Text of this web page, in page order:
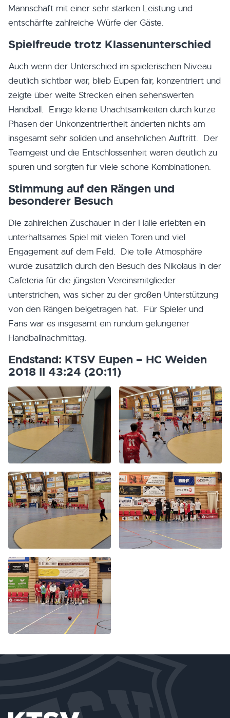
Mannschaft mit einer sehr starken Leistung und
entschärfte zahlreiche Würfe der Gäste.
Spielfreude trotz Klassenunterschied
Auch wenn der Unterschied im spielerischen Niveau
deutlich sichtbar war, blieb Eupen fair, konzentriert und
zeigte über weite Strecken einen sehenswerten
Handball. Einige kleine Unachtsamkeiten durch kurze
Phasen der Unkonzentriertheit änderten nichts am
insgesamt sehr soliden und ansehnlichen Auftritt. Der
Teamgeist und die Entschlossenheit waren deutlich zu
spüren und sorgten für viele schöne Kombinationen.
Stimmung auf den Rängen und
besonderer Besuch
Die zahlreichen Zuschauer in der Halle erlebten ein
unterhaltsames Spiel mit vielen Toren und viel
Engagement auf dem Feld. Die tolle Atmosphäre
wurde zusätzlich durch den Besuch des Nikolaus in der
Cafeteria für die jüngsten Vereinsmitglieder
unterstrichen, was sicher zu der großen Unterstützung
von den Rängen beigetragen hat. Für Spieler und
Fans war es insgesamt ein rundum gelungener
Handballnachmittag.
Endstand: KTSV Eupen – HC Weiden
2018 II 43:24 (20:11)